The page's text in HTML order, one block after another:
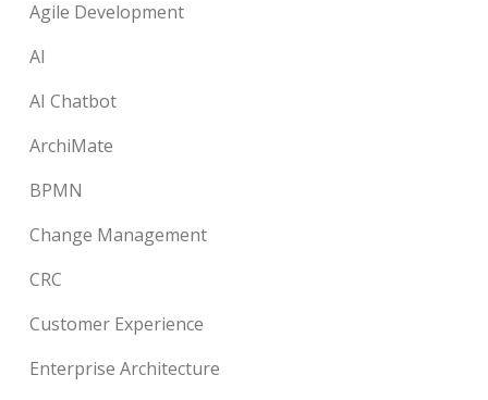
Agile Development
AI
AI Chatbot
ArchiMate
BPMN
Change Management
CRC
Customer Experience
Enterprise Architecture